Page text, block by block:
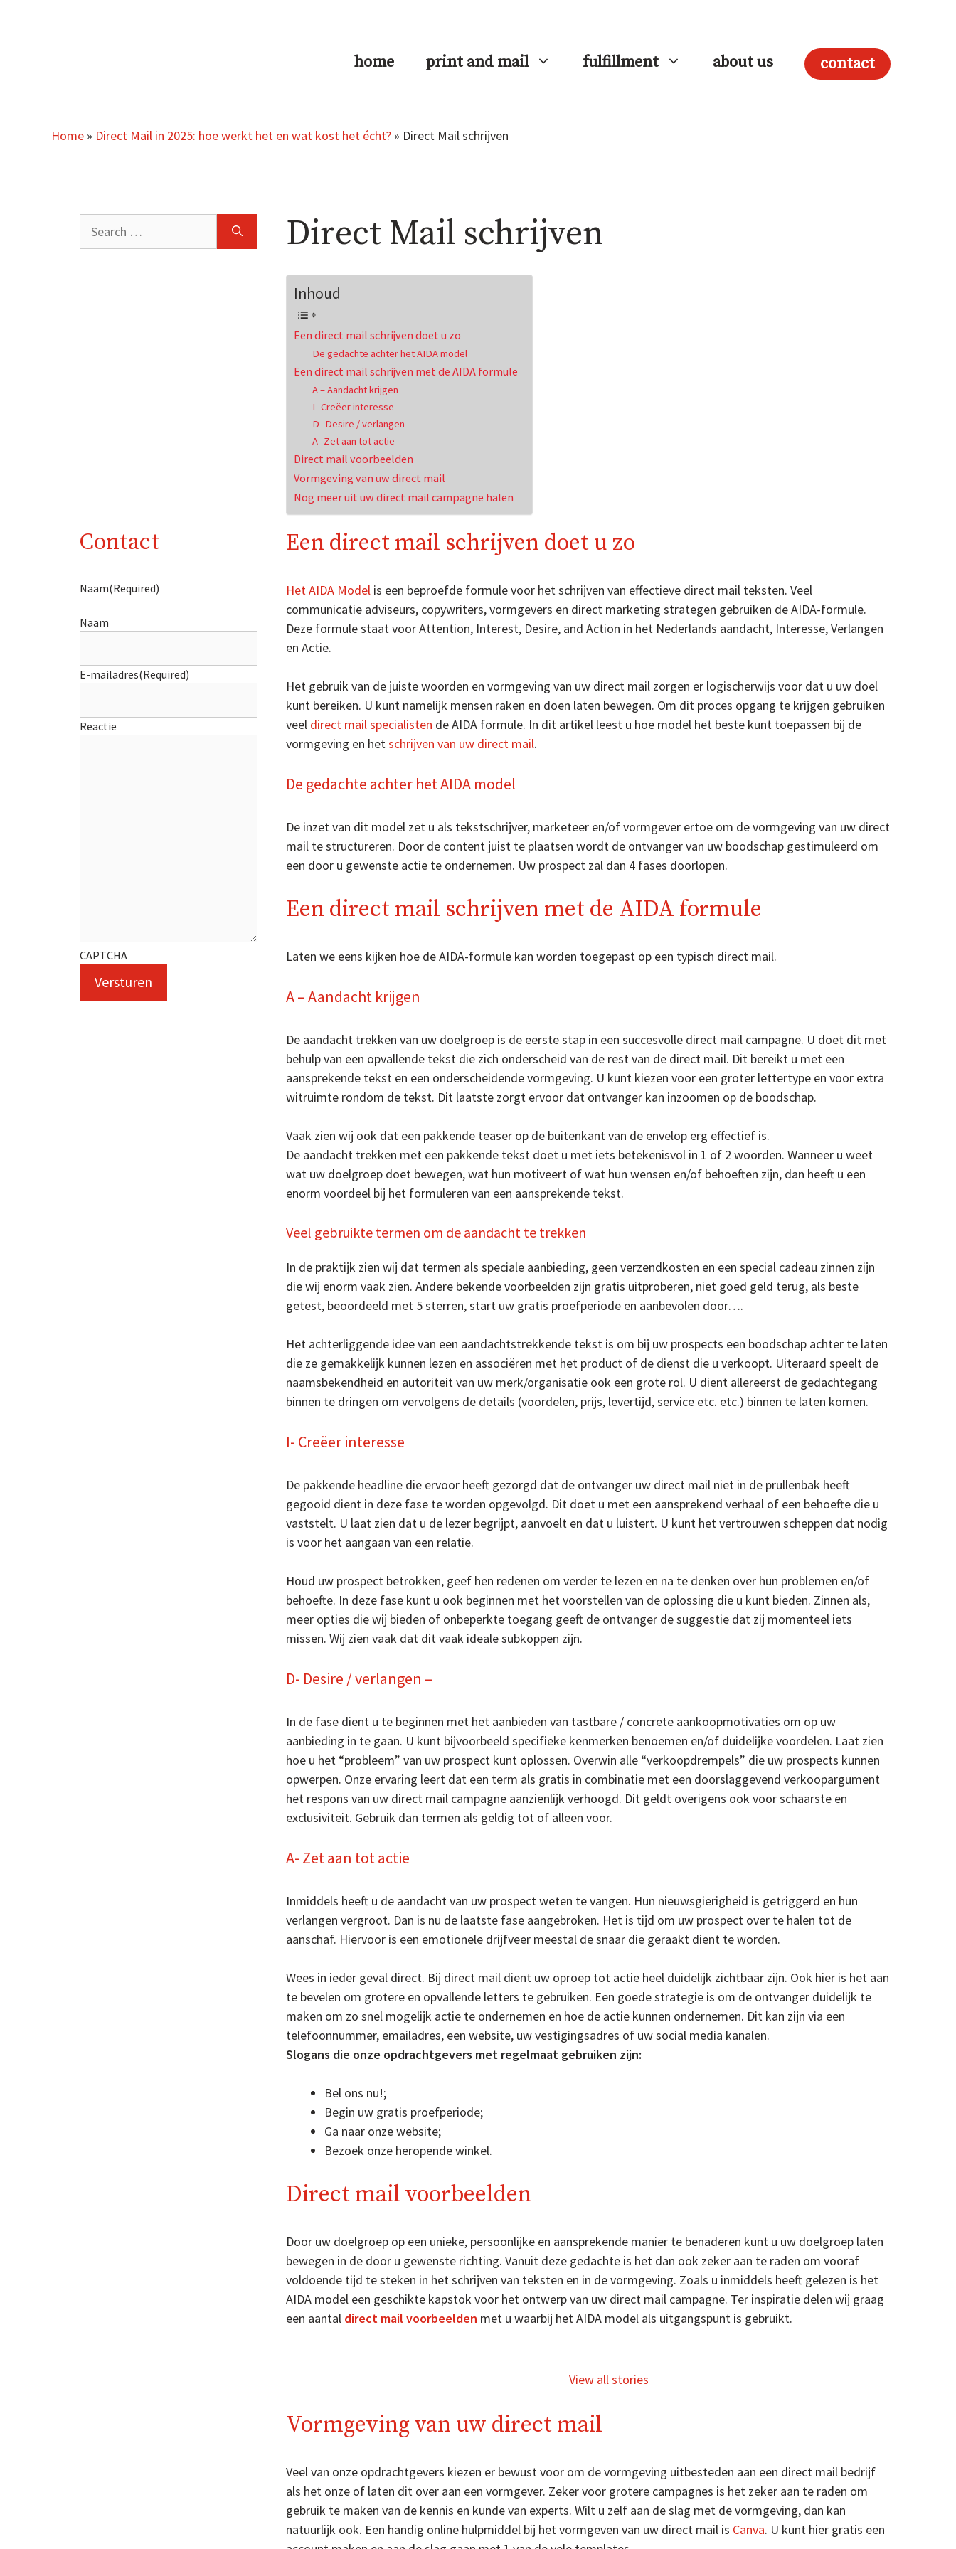
home print and mail fulfillment about us contact
Home » Direct Mail in 2025: hoe werkt het en wat kost het écht? » Direct Mail schrijven
Direct Mail schrijven
Inhoud
Een direct mail schrijven doet u zo
De gedachte achter het AIDA model
Een direct mail schrijven met de AIDA formule
A – Aandacht krijgen
I- Creëer interesse
D- Desire / verlangen –
A- Zet aan tot actie
Direct mail voorbeelden
Vormgeving van uw direct mail
Nog meer uit uw direct mail campagne halen
Een direct mail schrijven doet u zo
Het AIDA Model is een beproefde formule voor het schrijven van effectieve direct mail teksten. Veel
communicatie adviseurs, copywriters, vormgevers en direct marketing strategen gebruiken de AIDA-formule.
Deze formule staat voor Attention, Interest, Desire, and Action in het Nederlands aandacht, Interesse, Verlangen
en Actie.
Het gebruik van de juiste woorden en vormgeving van uw direct mail zorgen er logischerwijs voor dat u uw doel
kunt bereiken. U kunt namelijk mensen raken en doen laten bewegen. Om dit proces opgang te krijgen gebruiken
veel direct mail specialisten de AIDA formule. In dit artikel leest u hoe model het beste kunt toepassen bij de
vormgeving en hetschrijven van uw direct mail.
De gedachte achter het AIDA model
De inzet van dit model zet u als tekstschrijver, marketeer en/of vormgever ertoe om de vormgeving van uw direct
mail te structureren. Door de content juist te plaatsen wordt de ontvanger van uw boodschap gestimuleerd om
een door u gewenste actie te ondernemen. Uw prospect zal dan 4 fases doorlopen.
Een direct mail schrijven met de AIDA formule
Laten we eens kijken hoe de AIDA-formule kan worden toegepast op een typisch direct mail.
A – Aandacht krijgen
De aandacht trekken van uw doelgroep is de eerste stap in een succesvolle direct mail campagne. U doet dit met
behulp van een opvallende tekst die zich onderscheid van de rest van de direct mail. Dit bereikt u met een
aansprekende tekst en een onderscheidende vormgeving. U kunt kiezen voor een groter lettertype en voor extra
witruimte rondom de tekst. Dit laatste zorgt ervoor dat ontvanger kan inzoomen op de boodschap.
Vaak zien wij ook dat een pakkende teaser op de buitenkant van de envelop erg effectief is.
De aandacht trekken met een pakkende tekst doet u met iets betekenisvol in 1 of 2 woorden. Wanneer u weet
wat uw doelgroep doet bewegen, wat hun motiveert of wat hun wensen en/of behoeften zijn, dan heeft u een
enorm voordeel bij het formuleren van een aansprekende tekst.
Veel gebruikte termen om de aandacht te trekken
In de praktijk zien wij dat termen als speciale aanbieding, geen verzendkosten en een special cadeau zinnen zijn
die wij enorm vaak zien. Andere bekende voorbeelden zijn gratis uitproberen, niet goed geld terug, als beste
getest, beoordeeld met 5 sterren, start uw gratis proefperiode en aanbevolen door….
Het achterliggende idee van een aandachtstrekkende tekst is om bij uw prospects een boodschap achter te laten
die ze gemakkelijk kunnen lezen en associëren met het product of de dienst die u verkoopt. Uiteraard speelt de
naamsbekendheid en autoriteit van uw merk/organisatie ook een grote rol. U dient allereerst de gedachtegang
binnen te dringen om vervolgens de details (voordelen, prijs, levertijd, service etc. etc.) binnen te laten komen.
I- Creëer interesse
De pakkende headline die ervoor heeft gezorgd dat de ontvanger uw direct mail niet in de prullenbak heeft
gegooid dient in deze fase te worden opgevolgd. Dit doet u met een aansprekend verhaal of een behoefte die u
vaststelt. U laat zien dat u de lezer begrijpt, aanvoelt en dat u luistert. U kunt het vertrouwen scheppen dat nodig
is voor het aangaan van een relatie.
Houd uw prospect betrokken, geef hen redenen om verder te lezen en na te denken over hun problemen en/of
behoefte. In deze fase kunt u ook beginnen met het voorstellen van de oplossing die u kunt bieden. Zinnen als,
meer opties die wij bieden of onbeperkte toegang geeft de ontvanger de suggestie dat zij momenteel iets
missen. Wij zien vaak dat dit vaak ideale subkoppen zijn.
D- Desire / verlangen –
In de fase dient u te beginnen met het aanbieden van tastbare / concrete aankoopmotivaties om op uw
aanbieding in te gaan. U kunt bijvoorbeeld specifieke kenmerken benoemen en/of duidelijke voordelen. Laat zien
hoe u het “probleem” van uw prospect kunt oplossen. Overwin alle “verkoopdrempels” die uw prospects kunnen
opwerpen. Onze ervaring leert dat een term als gratis in combinatie met een doorslaggevend verkoopargument
het respons van uw direct mail campagne aanzienlijk verhoogd. Dit geldt overigens ook voor schaarste en
exclusiviteit. Gebruik dan termen als geldig tot of alleen voor.
A- Zet aan tot actie
Inmiddels heeft u de aandacht van uw prospect weten te vangen. Hun nieuwsgierigheid is getriggerd en hun
verlangen vergroot. Dan is nu de laatste fase aangebroken. Het is tijd om uw prospect over te halen tot de
aanschaf. Hiervoor is een emotionele drijfveer meestal de snaar die geraakt dient te worden.
Wees in ieder geval direct. Bij direct mail dient uw oproep tot actie heel duidelijk zichtbaar zijn. Ook hier is het aan
te bevelen om grotere en opvallende letters te gebruiken. Een goede strategie is om de ontvanger duidelijk te
maken om zo snel mogelijk actie te ondernemen en hoe de actie kunnen ondernemen. Dit kan zijn via een
telefoonnummer, emailadres, een website, uw vestigingsadres of uw social media kanalen.
Slogans die onze opdrachtgevers met regelmaat gebruiken zijn:
Bel ons nu!;
Begin uw gratis proefperiode;
Ga naar onze website;
Bezoek onze heropende winkel.
Direct mail voorbeelden
Door uw doelgroep op een unieke, persoonlijke en aansprekende manier te benaderen kunt u uw doelgroep laten
bewegen in de door u gewenste richting. Vanuit deze gedachte is het dan ook zeker aan te raden om vooraf
voldoende tijd te steken in het schrijven van teksten en in de vormgeving. Zoals u inmiddels heeft gelezen is het
AIDA model een geschikte kapstok voor het ontwerp van uw direct mail campagne. Ter inspiratie delen wij graag
een aantal direct mail voorbeelden met u waarbij het AIDA model als uitgangspunt is gebruikt.
View all stories
voorbeelden
Vormgeving van uw direct mail
Veel van onze opdrachtgevers kiezen er bewust voor om de vormgeving uitbesteden aan een direct mail bedrijf
als het onze of laten dit over aan een vormgever. Zeker voor grotere campagnes is het zeker aan te raden om
gebruik te maken van de kennis en kunde van experts. Wilt u zelf aan de slag met de vormgeving, dan kan
natuurlijk ook. Een handig online hulpmiddel bij het vormgeven van uw direct mail is Canva. U kunt hier gratis een
for:
Contact
Naam(Required)
Naam
E-mailadres(Required)
Reactie
CAPTCHA